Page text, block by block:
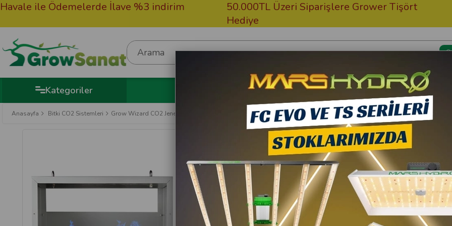
ile Ödemelerde İlave %3 indirim
50.000TL Üzeri Siparişlere Grower Tişört
Kategoriler Kargom Nerede? Bitki Besin
Anasayfa Bitki CO2 Sistemleri Grow Wizard CO2 Jeneratörü 8 Ateşleyicili LPG
Grow Wizard
Grow Wizard CO2
10
30.919,90 TL
27.827,91 TL